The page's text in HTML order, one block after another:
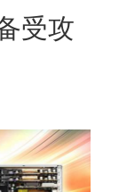
受攻